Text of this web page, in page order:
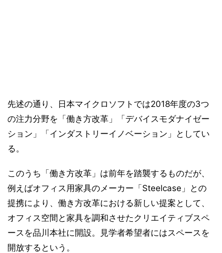
先述の通り、日本マイクロソフトでは2018年度の3つ
の注力分野を「働き方改革」「デバイスモダナイゼー
ション」「インダストリーイノベーション」としてい
る。
このうち「働き方改革」は前年を踏襲するものだが、
例えばオフィス用家具のメーカー「Steelcase」との
提携により、働き方改革における新しい提案として、
オフィス空間と家具を調和させたクリエイティブスペ
ースを品川本社に開設。見学者希望者にはスペースを
開放するという。